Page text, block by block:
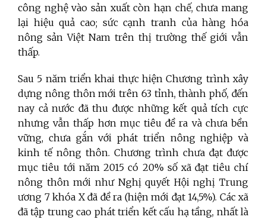
công nghệ vào sản xuất còn hạn chế, chưa mang
lại hiệu quả cao; sức cạnh tranh của hàng hóa
nông sản Việt Nam trên thị trường thế giới vẫn
thấp.
Sau 5 năm triển khai thực hiện Chương trình xây
dựng nông thôn mới trên 63 tỉnh, thành phố, đến
nay cả nước đã thu được những kết quả tích cực
nhưng vẫn thấp hơn mục tiêu đề ra và chưa bền
vững, chưa gắn với phát triển nông nghiệp và
kinh tế nông thôn. Chương trình chưa đạt được
mục tiêu tới năm 2015 có 20% số xã đạt tiêu chí
nông thôn mới như Nghị quyết Hội nghị Trung
ương 7 khóa X đã đề ra (hiện mới đạt 14,5%). Các xã
đã tập trung cao phát triển kết cấu hạ tầng, nhất là